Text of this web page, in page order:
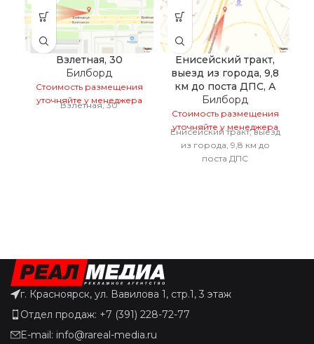
Взлетная, 30
Билборд
Стоимость размещения
уточняйте у менеджера
Взлетная, 30
Енисейский тракт,
выезд из города, 9,8
км до поста ДПС, А
Билборд
Стоимость размещения
уточняйте у менеджера
Енисейский тракт, выезд
из города, 9,8 км до
поста ДПС
г. Красноярск, ул. Вавилова 1, стр.1, 3 этаж
Отдел продаж: +7 (391) 228-72-77
E-mail: info@rareal-media.ru